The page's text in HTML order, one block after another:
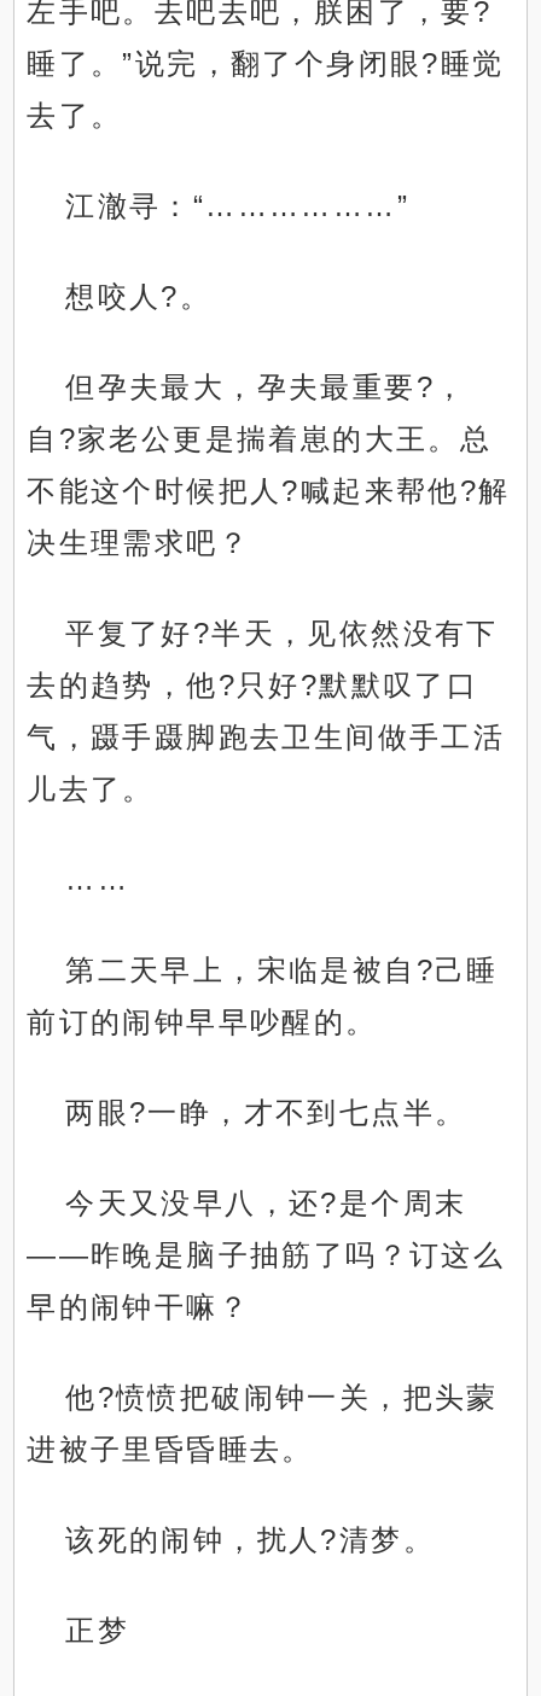
左手吧。去吧去吧，朕困了，要?
睡了。”说完，翻了个身闭眼?睡觉
去了。
江澈寻：“………………”
想咬人?。
但孕夫最大，孕夫最重要?，
自?家老公更是揣着崽的大王。总
不能这个时候把人?喊起来帮他?解
决生理需求吧？
平复了好?半天，见依然没有下
去的趋势，他?只好?默默叹了口
气，蹑手蹑脚跑去卫生间做手工活
儿去了。
……
第二天早上，宋临是被自?己睡
前订的闹钟早早吵醒的。
两眼?一睁，才不到七点半。
今天又没早八，还?是个周末
——昨晚是脑子抽筋了吗？订这么
早的闹钟干嘛？
他?愤愤把破闹钟一关，把头蒙
进被子里昏昏睡去。
该死的闹钟，扰人?清梦。
正梦